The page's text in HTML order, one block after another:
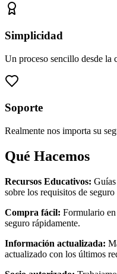
Simplicidad
Un proceso sencillo desde la
Soporte
Realmente nos importa su
Qué Hacemos
Recursos Educativos:
sobre los requisitos de
Compra fácil: Formulario
seguro rápidamente.
Información actualizada:
actualizado con los últimos